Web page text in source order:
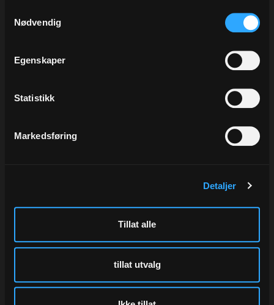
Nødvendig
Egenskaper
Statistikk
Markedsføring
Detaljer
Tillat alle
tillat utvalg
Ø48 mm. á 250 stk.
181,00
50x75 cm, à 480 ark.
50x75 cm, à 480 ark
Bånd ribbet blank, Light
Yellow
6 mm x 90 m